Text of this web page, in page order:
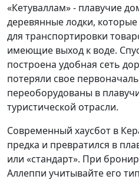
«Кетуваллам» - плавучие
деревянные лодки,
для транспортировки
имеющие выход к воде.
построена удобная сеть
потеряли свое
переоборудованы в
туристической отрасли.
Современный хаусбот в
предка и превратился в
или «стандарт». При
Аллеппи учитывайте его